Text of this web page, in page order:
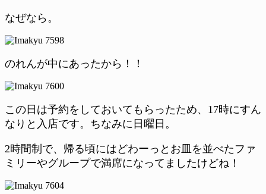
なぜなら。
のれんが中にあったから！！
この日は予約をしておいてもらったため、17時にすん
なりと入店です。ちなみに日曜日。
2時間制で、帰る頃にはどわーっとお皿を並べたファ
ミリーやグループで満席になってましたけどね！